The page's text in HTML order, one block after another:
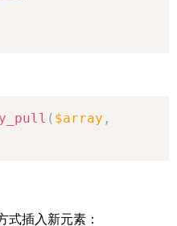
( $array ,
插入新元素：